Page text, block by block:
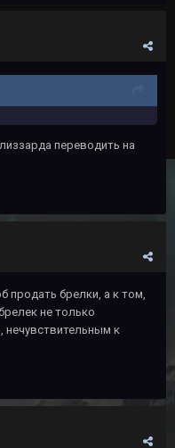
переводить на
продать брелки, а к том,
не только
нечувствительным к